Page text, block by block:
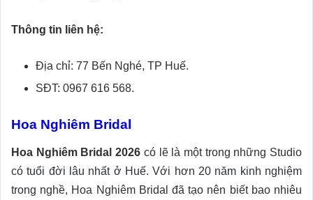
Thông tin liên hệ:
Địa chỉ: 77 Bến Nghé, TP Huế.
SĐT: 0967 616 568.
Hoa Nghiêm Bridal
Hoa Nghiêm Bridal 2026 có lẽ là một trong những Studio
có tuổi đời lâu nhất ở Huế. Với hơn 20 năm kinh nghiệm
trong nghề, Hoa Nghiêm Bridal đã tạo nên biết bao nhiêu